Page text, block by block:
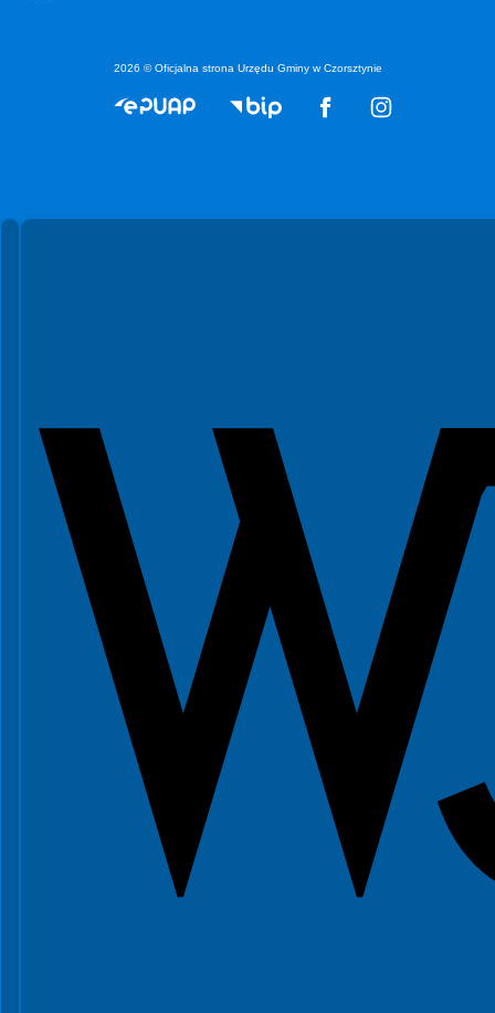
2026 © Oficjalna strona Urzędu Gminy w Czorsztynie
Spełniamy standardy WCAG 2.2
Spełniamy standardy W3C